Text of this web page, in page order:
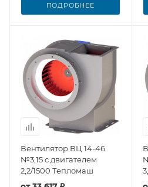
ПОДРОБНЕЕ
Вентилятор ВЦ 14-46
№3,15 с двигателем
2,2/1500 Тепломаш